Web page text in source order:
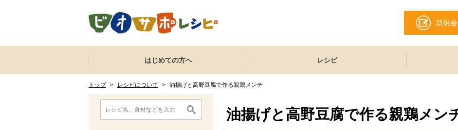
新規
ここからサイト内共通メニューです。
サイト内共通メニューをスキップする
はじめての方へ レシピ
トップ > レシピについて > 油揚げと高野豆腐で作る親鶏メンチ
ここから消費材検索メニューです。
消費材検索メニューここまで。
ここから本文です。
油揚げと高野豆腐で作る親鶏メン